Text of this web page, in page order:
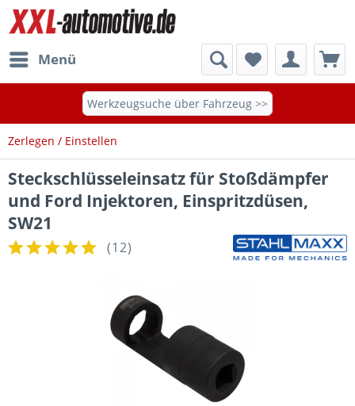
Menü
Werkzeugsuche über Fahrzeug >>
Zerlegen / Einstellen
Steckschlüsseleinsatz für Stoßdämpfer
und Ford Injektoren, Einspritzdüsen,
SW21
(12)